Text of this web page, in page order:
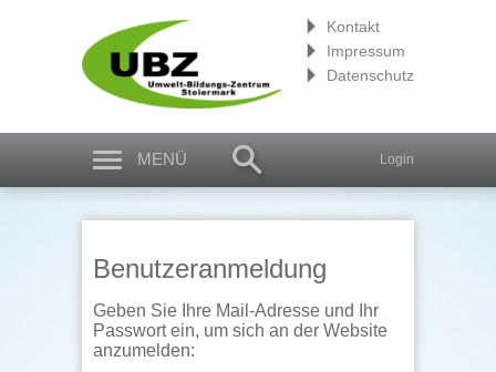
Kontakt
Impressum
Datenschutz
Login
MENÜ
Benutzeranmeldung
Geben Sie Ihre Mail-Adresse und Ihr
Passwort ein, um sich an der Website
anzumelden: